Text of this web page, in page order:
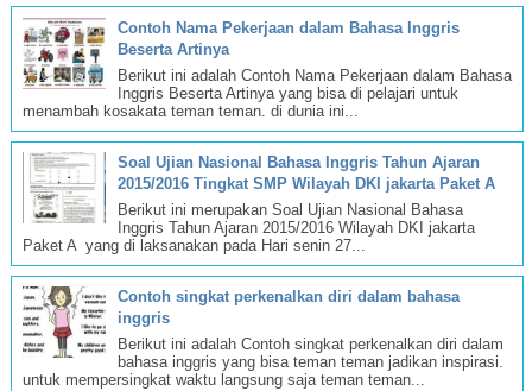
Contoh Nama Pekerjaan dalam Bahasa Inggris
Beserta Artinya
Berikut ini adalah Contoh Nama Pekerjaan dalam Bahasa
Inggris Beserta Artinya yang bisa di pelajari untuk
menambah kosakata teman teman. di dunia ini...
Soal Ujian Nasional Bahasa Inggris Tahun Ajaran
2015/2016 Tingkat SMP Wilayah DKI jakarta Paket A
Berikut ini merupakan Soal Ujian Nasional Bahasa
Inggris Tahun Ajaran 2015/2016 Wilayah DKI jakarta
Paket A yang di laksanakan pada Hari senin 27...
Contoh singkat perkenalkan diri dalam bahasa
inggris
Berikut ini adalah Contoh singkat perkenalkan diri dalam
bahasa inggris yang bisa teman teman jadikan inspirasi.
untuk mempersingkat waktu langsung saja teman teman...